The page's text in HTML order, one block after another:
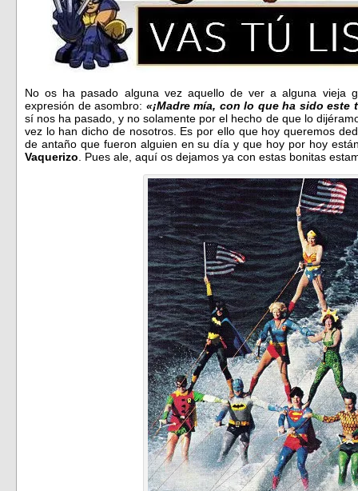
No os ha pasado alguna vez aquello de ver a alguna vieja
expresión de asombro: «¡Madre mía, con lo que ha sido
sí nos ha pasado, y no solamente por el hecho de que lo
vez lo han dicho de nosotros. Es por ello que hoy queremos
de antaño que fueron alguien en su día y que hoy por hoy
Vaquerizo . Pues ale, aquí os dejamos ya con estas bonitas